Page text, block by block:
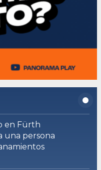
en Fürth
una persona